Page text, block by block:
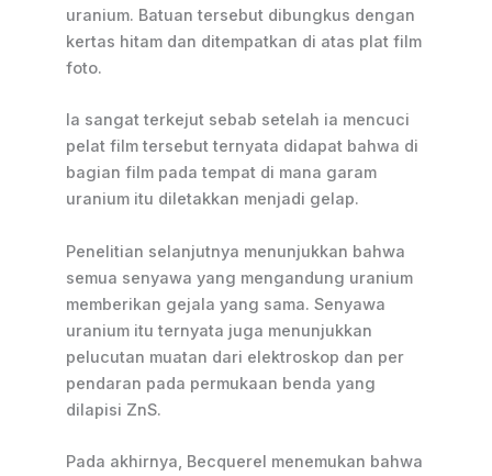
uranium. Batuan tersebut dibungkus dengan
kertas hitam dan ditempatkan di atas plat film
foto.
Ia sangat terkejut sebab setelah ia mencuci
pelat film tersebut ternyata didapat bahwa di
bagian film pada tempat di mana garam
uranium itu diletakkan menjadi gelap.
Penelitian selanjutnya menunjukkan bahwa
semua senyawa yang mengandung uranium
memberikan gejala yang sama. Senyawa
uranium itu ternyata juga menunjukkan
pelucutan muatan dari elektroskop dan per
pendaran pada permukaan benda yang
dilapisi ZnS.
Pada akhirnya, Becquerel menemukan bahwa